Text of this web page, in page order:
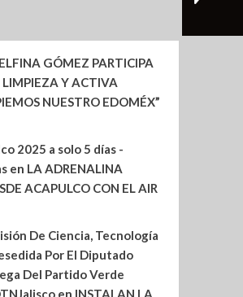
GÓMEZ PARTICIPA
LIMPIEZA Y ACTIVA
NUESTRO EDOMÉX”
2025 a solo 5 días -
en LA ADRENALINA
ACAPULCO CON EL AIR
De Ciencia, Tecnología
Por El Diputado
Del Partido Verde